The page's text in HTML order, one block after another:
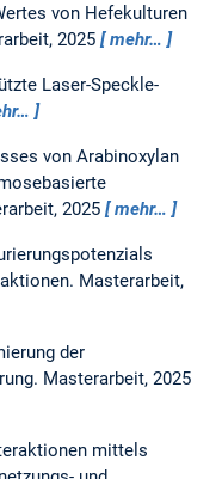
von Hefekulturen
2025 mehr…
Laser-Speckle-
von Arabinoxylan
2025 mehr…
Masterarbeit,
der
Masterarbeit, 2025
mittels